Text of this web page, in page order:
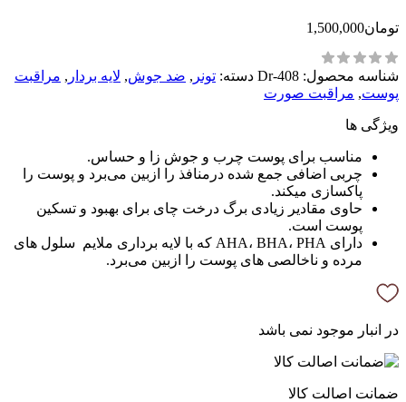
تومان1,500,000
شناسه محصول: Dr-408 دسته: تونر , ‌ضد جوش, لایه بردار , مراقبت
پوست, مراقبت صورت
ویژگی ها
مناسب برای پوست چرب و جوش زا و حساس.
چربی اضافی جمع شده درمنافذ را ازبین می‌برد و پوست را
پاکسازی میکند.
حاوی مقادیر زیادی برگ درخت چای برای بهبود و تسکین
پوست است.
دارای AHA، BHA، PHA که با لایه برداری ملایم سلول های
مرده و ناخالصی های پوست را ازبین می‌برد.
در انبار موجود نمی باشد
ضمانت اصالت کالا